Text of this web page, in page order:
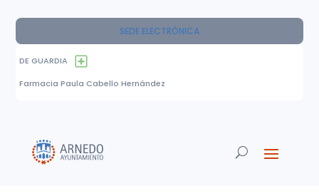
SEDE ELECTRÓNICA
DE GUARDIA
Farmacia Paula Cabello Hernández